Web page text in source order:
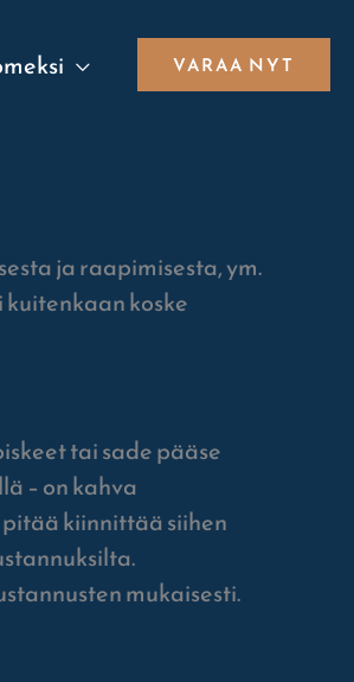
VARAA NYT
ja raapimisesta, ym.
koske
tai sade pääse
– on kahva
kiinnittää siihen
mukaisesti.